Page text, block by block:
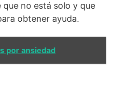
no está solo y que
obtener ayuda.
por ansiedad